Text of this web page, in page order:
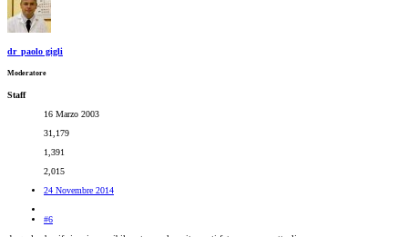
dr_paolo gigli
Moderatore
Staff
16 Marzo 2003
31,179
1,391
2,015
24 Novembre 2014
#6